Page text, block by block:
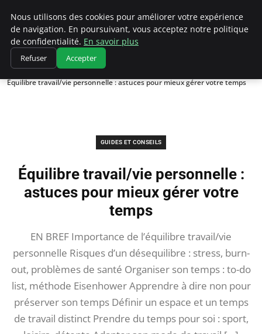
Chasseur De Tête
Accueil
Guides et Conseils
Équilibre travail/vie personnelle : astuces pour mieux gérer votre temps
GUIDES ET CONSEILS
Équilibre travail/vie personnelle :
astuces pour mieux gérer votre
temps
EN BREF Importance de l’équilibre travail/vie
personnelle Risques d’un désequilibre : stress, burn-
out, problèmes de santé Organiser son temps : to-do
list, méthode Eisenhower Apprendre à dire non pour
préserver son temps Définir un espace et un temps
de travail distinct Prendre du temps pour soi : sport,
Nous utilisons des cookies pour améliorer votre expérience
de navigation. En poursuivant, vous acceptez notre politique
de confidentialité. En savoir plus
Refuser Accepter